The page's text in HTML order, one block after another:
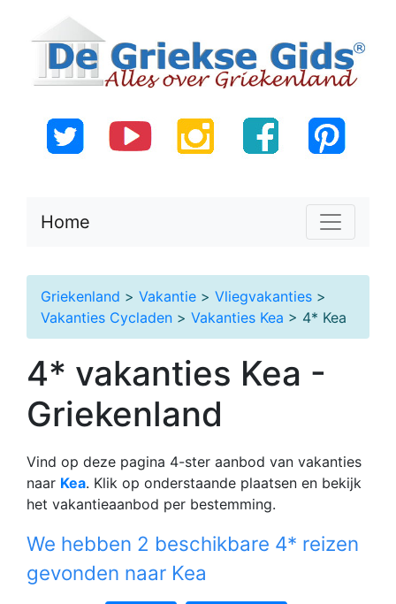
Home
Griekenland > Vakantie > Vliegvakanties >
Vakanties Cycladen > Vakanties Kea > 4* Kea
4* vakanties Kea -
Griekenland
Vind op deze pagina 4-ster aanbod van vakanties
naar Kea. Klik op onderstaande plaatsen en bekijk
het vakantieaanbod per bestemming.
We hebben 2 beschikbare 4* reizen
gevonden naar Kea